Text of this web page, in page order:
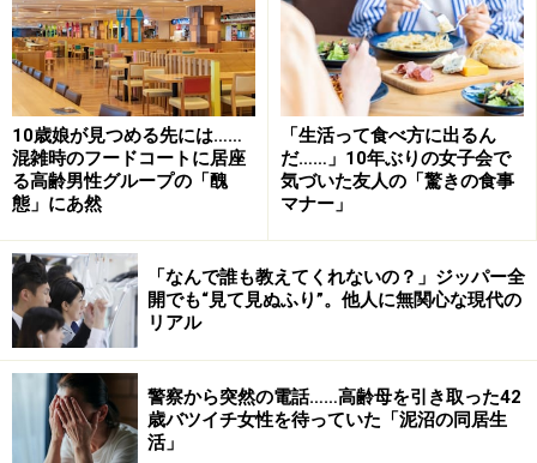
そもそも正月とか法事とか、親戚関係が集まる場に出席
しないんです。母は『どこか肩身が狭いんだと思うか
ら、そっとしておいてあげて』と言うけど、母がそうや
って甘やかすから姉は常識はずれなことをするんじゃな
いかと思う」
昨年、父が倒れて入院したことがあった。姉はマリさん
にその事実を伝えなかった。コロナ禍で見舞うこともで
きなかったのは事実だが、知らせてくれてもよかったは
ずだとのちにマリさんは抗議した。
「だっておかあさんが知らせるなと言うから……って。母
は私たちを心配させまいとしてそう言ったかもしれない
けど、それでも知らせるのが常識でしょと言ったら、
10歳娘が見つめる先には……
混雑時のフードコートに居座
る高齢男性グループの「醜
態」にあ然
「生活って食べ方に出るん
だ……」10年ぶりの女子会で
気づいた友人の「驚きの食事
マナー」
「なんで誰も教えてくれないの？」ジッパー全
開でも“見て見ぬふり”。他人に無関心な現代の
リアル
警察から突然の電話……高齢母を引き取った42
歳バツイチ女性を待っていた「泥沼の同居生
活」